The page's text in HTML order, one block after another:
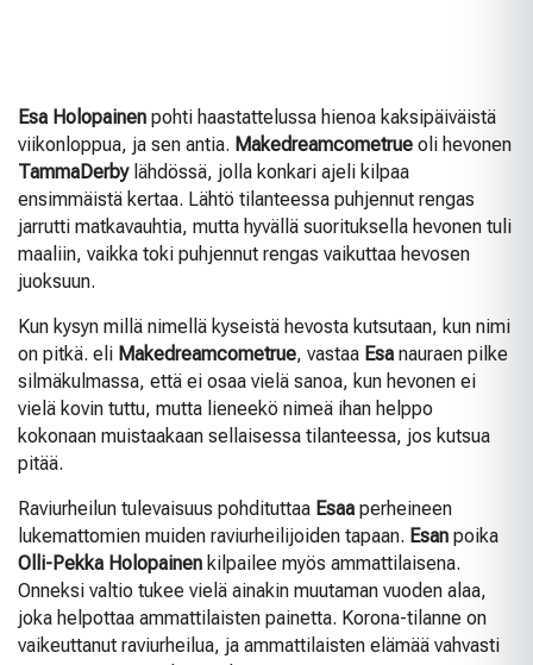
Esa Holopainen pohti haastattelussa hienoa kaksipäiväistä
viikonloppua, ja sen antia. Makedreamcometrue oli hevonen
TammaDerbylähdössä, jolla konkari ajeli kilpaa
ensimmäistä kertaa. Lähtö tilanteessa puhjennut rengas
jarrutti matkavauhtia, mutta hyvällä suorituksella hevonen tuli
maaliin, vaikka toki puhjennut rengas vaikuttaa hevosen
juoksuun.
Kun kysyn millä nimellä kyseistä hevosta kutsutaan, kun nimi
on pitkä. eli Makedreamcometrue, vastaa Esa nauraen pilke
silmäkulmassa, että ei osaa vielä sanoa, kun hevonen ei
vielä kovin tuttu, mutta lieneekö nimeä ihan helppo
kokonaan muistaakaan sellaisessa tilanteessa, jos kutsua
pitää.
Raviurheilun tulevaisuus pohdituttaa Esaa perheineen
lukemattomien muiden raviurheilijoiden tapaan. Esan poika
Olli-Pekka Holopainen kilpailee myös ammattilaisena.
Onneksi valtio tukee vielä ainakin muutaman vuoden alaa,
joka helpottaa ammattilaisten painetta. Korona-tilanne on
vaikeuttanut raviurheilua, ja ammattilaisten elämää vahvasti